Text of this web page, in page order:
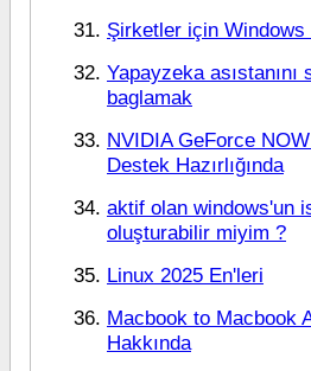
Şirketler için Windows
Yapayzeka
baglamak
NVIDIA GeForce
Destek Hazırlığında
aktif olan windows'un
oluşturabilir miyim ?
Linux 2025 En'leri
Macbook to Macbook
Hakkında